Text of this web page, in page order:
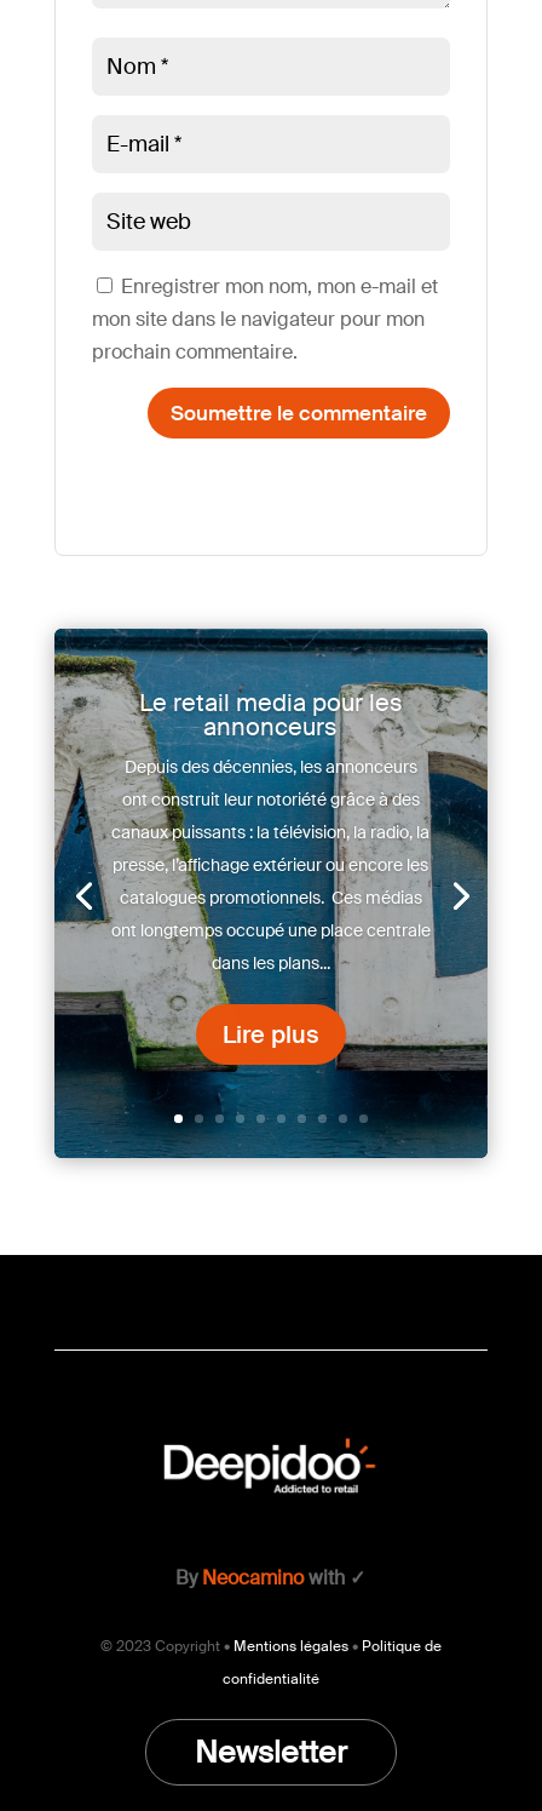
Enregistrer mon nom, mon e-mail et
mon site dans le navigateur pour mon
prochain commentaire.
Soumettre le commentaire
Le retail media pour les
annonceurs
Depuis des décennies, les annonceurs
ont construit leur notoriété grâce à des
canaux puissants : la télévision, la radio, la
presse, l’affichage extérieur ou encore les
catalogues promotionnels. Ces médias
ont longtemps occupé une place centrale
dans les plans...
Lire plus
ByNeocaminowith ✓
© 2023 Copyright • Mentions légales• Politique de
confidentialité
Newsletter